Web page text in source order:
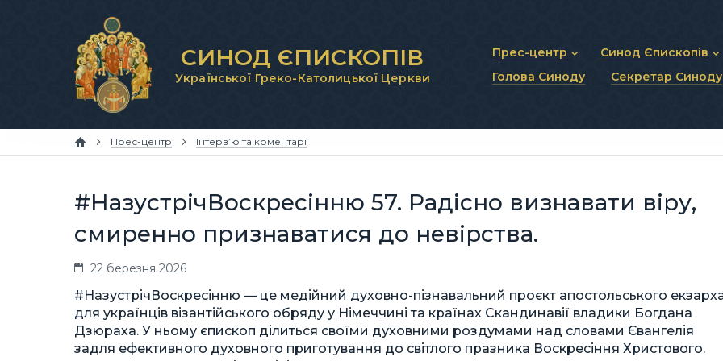
СИНОД ЄПИСКОПІВ
Української Греко-Католицької Церкви
Прес-центр
Новини та анонси
Синод Єпископів
Статут Синоду
Синодальні органи
Голова Синоду Секретар Синоду
Прес-центр Інтерв’ю та коментарі
#НазустрічВоскресінню 57. Радісно визнавати віру,
смиренно признаватися до невірства.
22 березня 2026
#НазустрічВоскресінню — це медійний духовно-пізнавальний проєкт апостольського
для українців візантійського обряду у Німеччині та країнах Скандинавії владики Богдана
Дзюраха. У ньому єпископ ділиться своїми духовними роздумами над словами Євангелія
задля ефективного духовного приготування до світлого празника Воскресіння Христового.